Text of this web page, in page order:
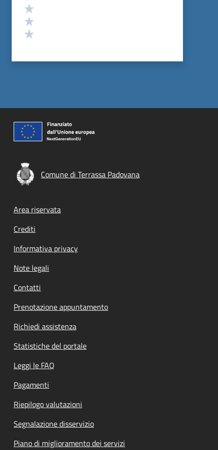
Comune di Terrassa Padovana
Footer menu
Area riservata
Crediti
Informativa privacy
Note legali
Contatti
Prenotazione appuntamento
Richiedi assistenza
Statistiche del portale
Leggi le FAQ
Pagamenti
Riepilogo valutazioni
Segnalazione disservizio
Piano di miglioramento dei servizi